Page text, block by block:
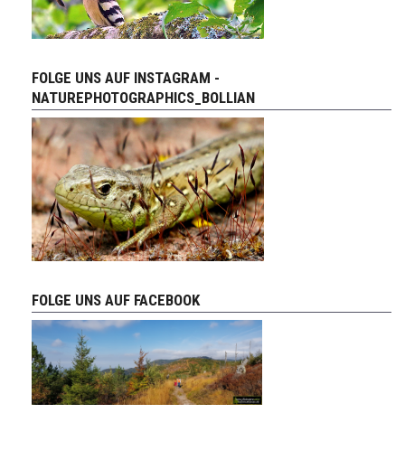
FOLGE UNS AUF INSTAGRAM -
NATUREPHOTOGRAPHICS_BOLLIAN
FOLGE UNS AUF FACEBOOK